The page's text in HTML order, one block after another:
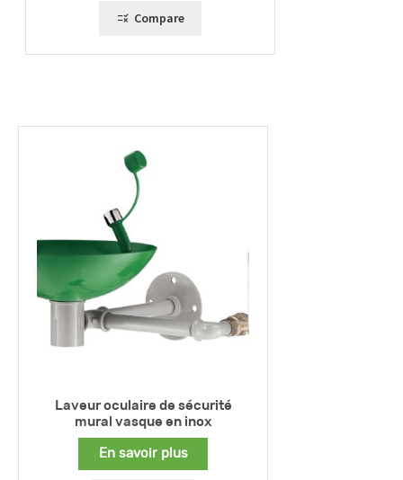
Compare
Laveur oculaire de sécurité
mural vasque en inox
En savoir plus